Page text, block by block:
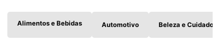
Alimentos e Bebidas Automotivo Beleza e Cuidados